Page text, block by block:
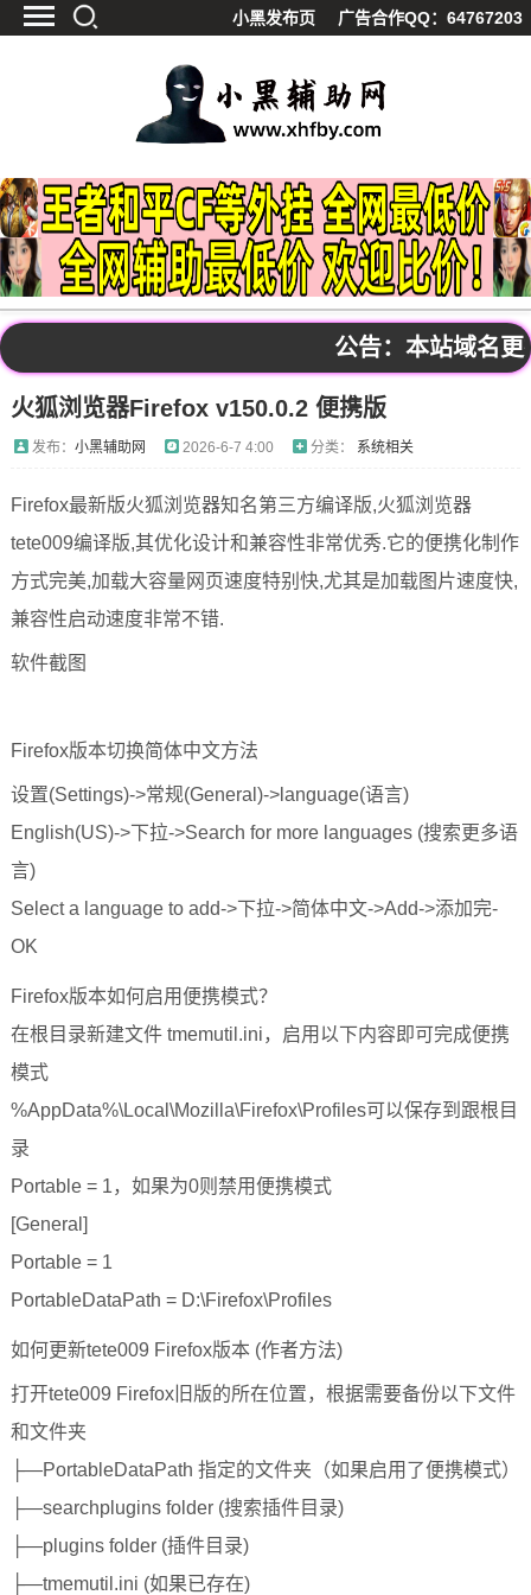
小黑发布页 广告合作QQ：64767203
精品软件
源码分享
资源宝库
影视解析
站内公告
公告：本站域名更
火狐浏览器Firefox v150.0.2 便携版
发布： 小黑辅助网 2026-6-7 4:00 分类： 系统相关
Firefox最新版火狐浏览器知名第三方编译版,火狐浏览器
tete009编译版,其优化设计和兼容性非常优秀.它的便携化制作
方式完美,加载大容量网页速度特别快,尤其是加载图片速度快,
兼容性启动速度非常不错.
软件截图
Firefox版本切换简体中文方法
设置(Settings)->常规(General)->language(语言)
English(US)->下拉->Search for more languages (搜索更多语
言)
Select a language to add->下拉->简体中文->Add->添加完-
OK
Firefox版本如何启用便携模式？
在根目录新建文件 tmemutil.ini，启用以下内容即可完成便携
模式
%AppData%\Local\Mozilla\Firefox\Profiles可以保存到跟根目
录
Portable = 1，如果为0则禁用便携模式
[General]
Portable = 1
PortableDataPath = D:\Firefox\Profiles
如何更新tete009 Firefox版本 (作者方法)
打开tete009 Firefox旧版的所在位置，根据需要备份以下文件
和文件夹
├—PortableDataPath 指定的文件夹（如果启用了便携模式）
├—searchplugins folder (搜索插件目录)
├—plugins folder (插件目录)
├—tmemutil.ini (如果已存在)